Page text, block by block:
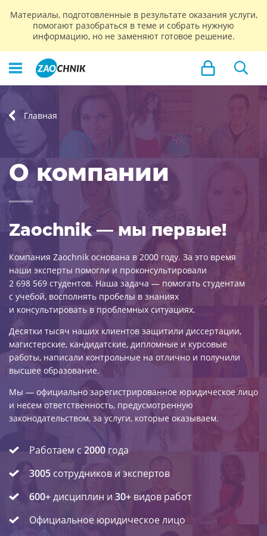
Материалы, подготовленные в результате оказания услуги,
помогают разобраться в теме и собрать нужную
информацию, но не заменяют готовое решение.
Главная
О компании
Zaochnik — мы первые!
Компания Zaochnik основана в 2000 году. За это время
наши эксперты помогли и проконсультировали
2 698 569 студентов. Наша задача — помогать студентам
с учебой, восполнять пробелы в знаниях
и консультировать в проблемных ситуациях.
Десятки тысяч наших клиентов защитили диссертации,
магистерские, кандидатские, дипломные и курсовые
работы, написали контрольные на отлично и получили
высшее образование.
Мы — официально зарегистрированное юридическое лицо
и несем ответственность, предусмотренную
законодательством, за услуги, которые оказываем.
Работаем с2000года
3005 сотрудников и экспертов
600+дисциплин и 30+ видов работ
Официальное юридическое лицо